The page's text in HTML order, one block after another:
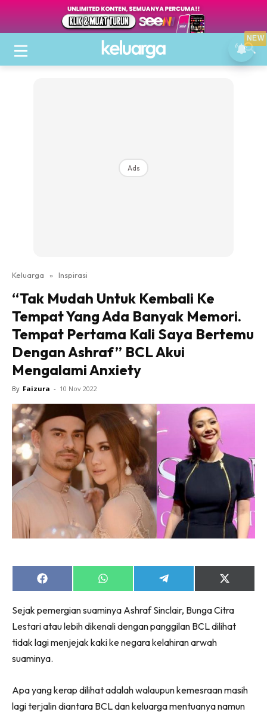
Ads
Keluarga » Inspirasi
“Tak Mudah Untuk Kembali Ke
Tempat Yang Ada Banyak Memori.
Tempat Pertama Kali Saya Bertemu
Dengan Ashraf” BCL Akui
Mengalami Anxiety
By Faizura - 10 Nov 2022
Share
on
Share
on
Share
on
Share
on
(Twitter)
Sejak pemergian suaminya Ashraf Sinclair, Bunga Citra
Lestari atau lebih dikenali dengan panggilan BCL dilihat
tidak lagi menjejak kaki ke negara kelahiran arwah
suaminya.
Apa yang kerap dilihat adalah walaupun kemesraan masih
lagi terjalin diantara BCL dan keluarga mentuanya namun
NEW